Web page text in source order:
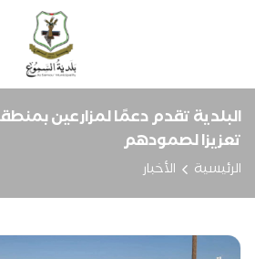
البلدية تقدم دعمًا لمزارعين
تعزيزا لصمودهم
الرئيسية الأخبار